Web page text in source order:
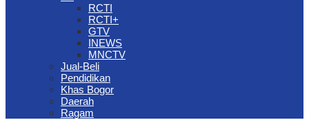
RCTI
RCTI+
GTV
INEWS
MNCTV
Jual-Beli
Pendidikan
Khas Bogor
Daerah
Ragam